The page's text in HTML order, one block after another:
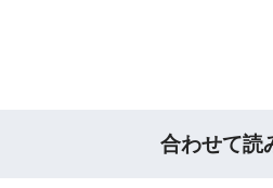
合わせて読